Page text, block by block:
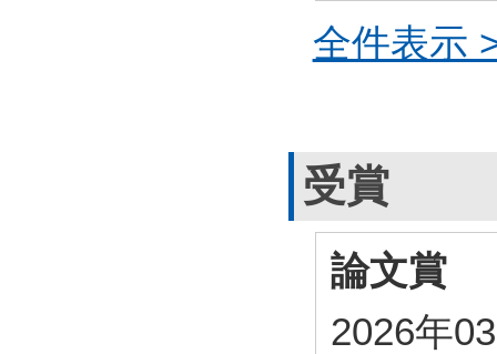
全件表示
受賞
論文賞
2026年